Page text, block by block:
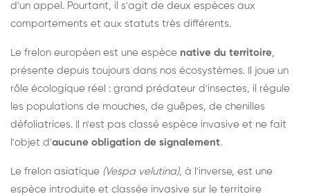
d'un appel. Pourtant, il s'agit de deux espèces aux
comportements et aux statuts très différents.
Le frelon européen est une espèce native du territoire,
présente depuis toujours dans nos écosystèmes. Il joue un
rôle écologique réel : grand prédateur d'insectes, il régule
les populations de mouches, de guêpes, de chenilles
défoliatrices. Il n'est pas classé espèce invasive et ne fait
l'objet d'aucune obligation de signalement.
Le frelon asiatique (Vespa velutina), à l'inverse, est une
espèce introduite et classée invasive sur le territoire